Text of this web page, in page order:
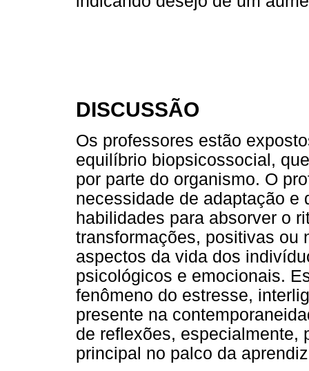
DISCUSSÃO
Os professores estão
equilíbrio biopsicossocial,
por parte do organismo. O
necessidade de adaptação e
habilidades para absorver o
transformações, positivas ou
aspectos da vida dos
psicológicos e emocionais.
fenômeno do estresse,
presente na
de reflexões, especialmente,
principal no palco da